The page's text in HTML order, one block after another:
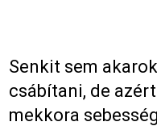
Senkit sem
csábítani, de
mekkora